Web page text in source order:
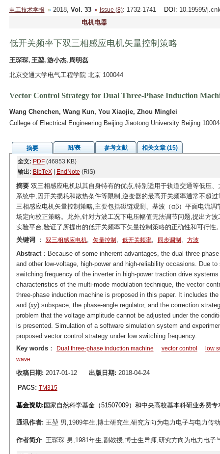
电工技术学报 2018, Vol. 33 Issue (8): 1732-1741 DOI : 10.19595/
电机电器
低开关频率下双三相感应电机矢量控制策略
王琛琛, 王堃, 游小杰, 周明磊
北京交通大学电气工程学院 北京 100044
Vector Control Strategy for Dual Three-Phase Induction
Wang Chenchen, Wang Kun, You Xiaojie, Zhou Minglei
College of Electrical Engineering Beijing Jiaotong University Beijing
摘要 图/表 参考文献
相关文章 (15)
全文: PDF(46853 KB)
输出: BibTeX| EndNote (RIS)
摘要双三相感应电机以其自身特有的优点,特别适用于轨道交通等低压
系统中,因开关损耗和散热条件等限制,逆变器的最高开关频率通常不超
三相感应电机矢量控制策略,主要包括磁链观测、基波（αβ）平面电流调
场定向校正策略。此外,针对方波工况下电压幅值无法调节问题,提出方
实验平台,验证了所提出的低开关频率下矢量控制策略的正确性和可行性
关键词
： 双三相感应电机, 矢量控制 , 低开关频率, 同步调制 , 方波
Abstract：Because of some inherent advantages, the dual three-
and other low-voltage, high-power and high-reliability occasions. Due
switching frequency of the inverter in high-power traction drive
characteristics of the multi-mode modulation technique, the vector
three-phase induction machine is proposed in this paper. It includes
and (xy) subspace, the phase-angle regulator, and the correction
problem that the voltage amplitude cannot be adjusted under the
is presented. Simulation of a software simulation system and
proposed vector control strategy under low switching frequency.
Key words： Dual three-phase induction machine vector control
low
wave
收稿日期: 2017-01-12 出版日期: 2018-04-24
PACS: TM315
基金资助: 国家自然科学基金（51507009）和中央高校基本科研业务费
通讯作者: 王堃 男,1989年生,博士研究生,研究方向为电力电子与电力
作者简介: 王琛琛 男,1981年生,副教授,博士生导师,研究方向为电力电子